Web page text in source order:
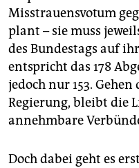
Misstrauensvotum
plant – sie muss
des Bundestags auf
entspricht das 178
jedoch nur 153.
Regierung, bleibt die
annehmbare
Doch dabei geht es